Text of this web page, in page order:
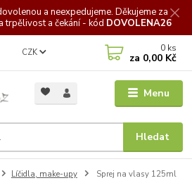
a neexpedujeme. Děkujeme za
trpělivost a čekání - kód DOVOLENA26
Menu
CZK
Hledat
0 ks
za 0,00 Kč
Líčidla, make-upy Sprej na vlasy 125ml